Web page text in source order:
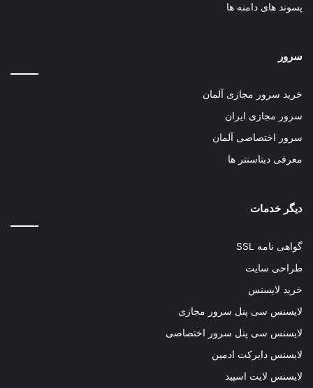
پسوند های دامنه ها
سرور
خرید سرور مجازی آلمان
سرور مجازی ایران
سرور اختصاصی آلمان
معرفی دیتاسنتر ها
دیگر خدمات
گواهی نامه SSL
طراحی سایت
خرید لایسنس
لایسنس سی پنل سرور مجازی
لایسنس سی پنل سرور اختصاصی
لایسنس دایرکت ادمین
لایسنس لایت اسپید